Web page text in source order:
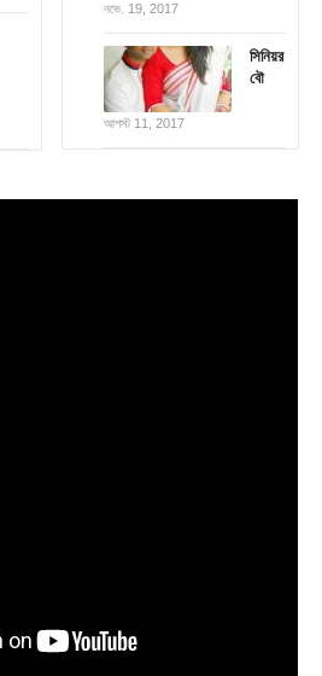
নভে. 19, 2017
সিনিয়র
বৌ
আগস্ট 11, 2017